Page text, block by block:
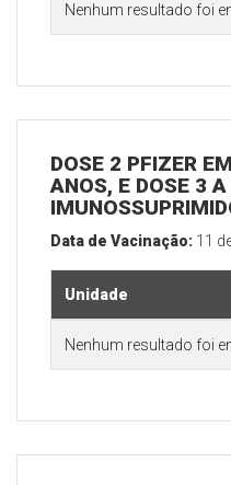
Nenhum resultado foi
DOSE 2 PFIZER
ANOS, E DOSE 3
Data de Vacinação: 11
Unidade
Nenhum resultado foi